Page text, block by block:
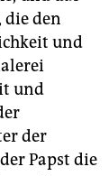
die den
und
und
der
Papst die